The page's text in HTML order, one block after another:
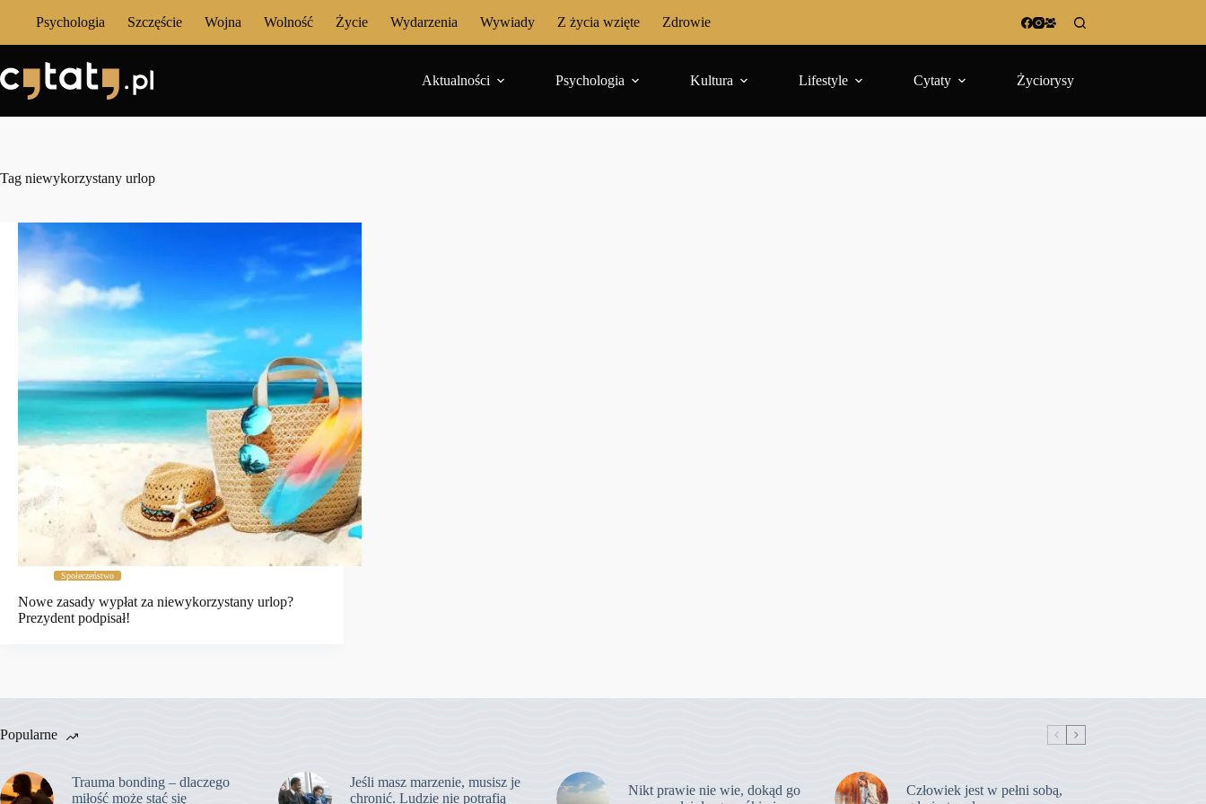
Psychologia Szczęście Wojna Wolność Życie Wydarzenia Wywiady Z życia wzięte Zdrowie
Aktualności Psychologia Kultura Lifestyle Cytaty Życiorysy
Tag niewykorzystany urlop
Społeczeństwo
Nowe zasady wypłat za niewykorzystany urlop?
Prezydent podpisał!
Popularne
Trauma bonding – dlaczego
miłość może stać się
Jeśli masz marzenie, musisz je
chronić. Ludzie nie potrafią
Nikt prawie nie wie, dokąd go
Człowiek jest w pełni sobą,